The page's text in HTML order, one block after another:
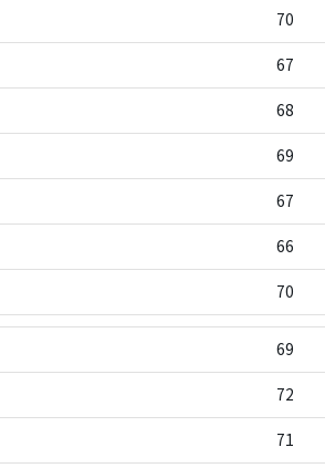
70
67
68
69
67
66
70
69
72
71